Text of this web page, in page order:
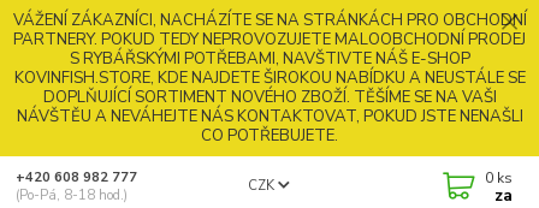
VÁŽENÍ ZÁKAZNÍCI, NACHÁZÍTE SE NA STRÁNKÁCH PRO OBCHODNÍ
PARTNERY. POKUD TEDY NEPROVOZUJETE MALOOBCHODNÍ PRODEJ
S RYBÁŘSKÝMI POTŘEBAMI, NAVŠTIVTE NÁŠ E-SHOP
KOVINFISH.STORE, KDE NAJDETE ŠIROKOU NABÍDKU A NEUSTÁLE SE
DOPLŇUJÍCÍ SORTIMENT NOVÉHO ZBOŽÍ. TĚŠÍME SE NA VAŠI
NÁVŠTĚU A NEVÁHEJTE NÁS KONTAKTOVAT, POKUD JSTE NENAŠLI
CO POTŘEBUJETE.
CZK
+420 608 982 777
(Po-Pá, 8-18 hod.)
0 ks
za